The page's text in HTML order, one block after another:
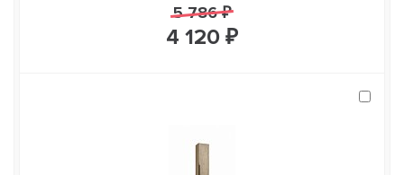
5 786 ₽
4 120 ₽